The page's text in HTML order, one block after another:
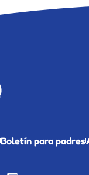
Boletín para padres